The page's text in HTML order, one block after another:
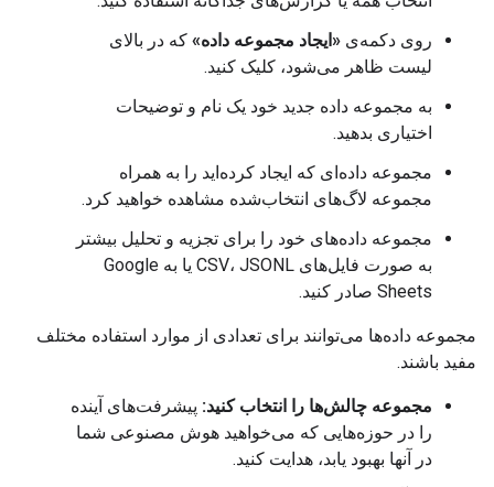
روی دکمه‌ی «ایجاد مجموعه داده» که در بالای
لیست ظاهر می‌شود، کلیک کنید.
به مجموعه داده جدید خود یک نام و توضیحات
اختیاری بدهید.
مجموعه داده‌ای که ایجاد کرده‌اید را به همراه
مجموعه لاگ‌های انتخاب‌شده مشاهده خواهید کرد.
مجموعه داده‌های خود را برای تجزیه و تحلیل بیشتر
به صورت فایل‌های CSV، JSONL یا به Google
Sheets صادر کنید.
مجموعه داده‌ها می‌توانند برای تعدادی از موارد استفاده مختلف
مفید باشند.
مجموعه چالش‌ها را انتخاب کنید: پیشرفت‌های آینده
را در حوزه‌هایی که می‌خواهید هوش مصنوعی شما
در آنها بهبود یابد، هدایت کنید.